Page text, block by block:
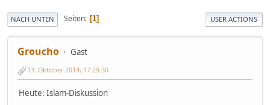
NACH UNTEN Seiten 1 USER ACTIONS
Groucho Gast
13. Oktober 2014, 17:29:30
Heute: Islam-Diskussion